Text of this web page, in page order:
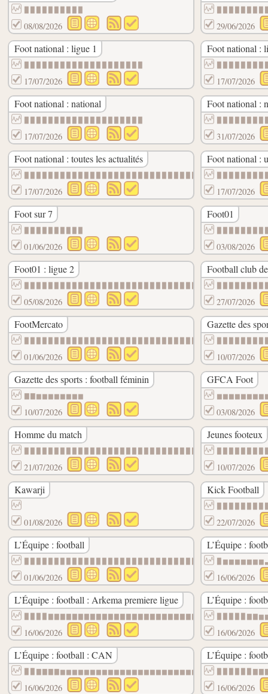
08/08/2026 29/06/2026
Foot national : ligue 1
17/07/2026
Foot national :
17/07/2026
Foot national : national
17/07/2026
Foot national :
31/07/2026
Foot national : toutes les actualités
17/07/2026
Foot national :
17/07/2026
Foot sur 7
01/06/2026
Foot01
03/08/2026
Foot01 : ligue 2
05/08/2026
Football club
27/07/2026
FootMercato
01/06/2026
Gazette des
10/07/2026
Gazette des sports : football féminin
▇▇▆▆▆▆▆▆▆▆
10/07/2026
GFCA Foot
03/08/2026
Homme du match
21/07/2026
Jeunes footeux
10/07/2026
Kawarji
01/08/2026
Kick Football
22/07/2026
L’Équipe : football
01/06/2026
L’Équipe :
16/06/2026
L’Équipe : football : Arkema premiere ligue
16/06/2026
L’Équipe :
16/06/2026
L’Équipe : football : CAN
16/06/2026
L’Équipe :
16/06/2026